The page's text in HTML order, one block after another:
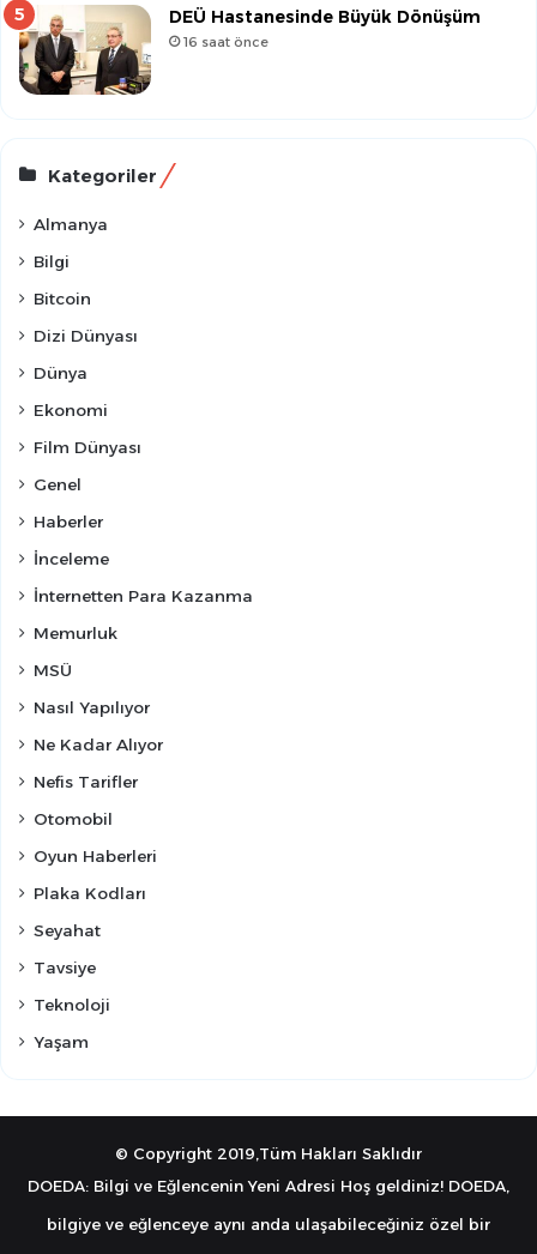
DEÜ Hastanesinde Büyük Dönüşüm
16 saat önce
Kategoriler
Almanya
Bilgi
Bitcoin
Dizi Dünyası
Dünya
Ekonomi
Film Dünyası
Genel
Haberler
İnceleme
İnternetten Para Kazanma
Memurluk
MSÜ
Nasıl Yapılıyor
Ne Kadar Alıyor
Nefis Tarifler
Otomobil
Oyun Haberleri
Plaka Kodları
Seyahat
Tavsiye
Teknoloji
Yaşam
© Copyright 2019,Tüm Hakları Saklıdır
DOEDA: Bilgi ve Eğlencenin Yeni Adresi Hoş geldiniz! DOEDA,
bilgiye ve eğlenceye aynı anda ulaşabileceğiniz özel bir